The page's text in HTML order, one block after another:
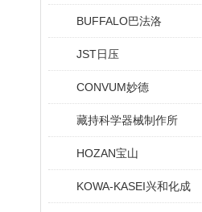
BUFFALO巴法洛
JST日压
CONVUM妙德
藏持科学器械制作所
HOZAN宝山
KOWA-KASEI兴和化成